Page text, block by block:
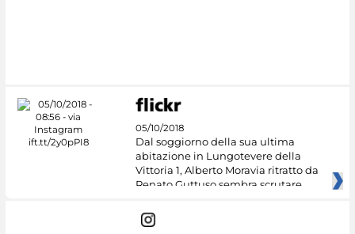
05/10/2018
Dal soggiorno della sua ultima
abitazione in Lungotevere della
Vittoria 1, Alberto Moravia ritratto da
Renato Guttuso sembra scrutare